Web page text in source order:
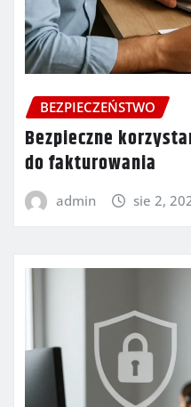
BEZPIECZEŃSTWO
Bezpieczne
do fakturowania
admin sie 2,